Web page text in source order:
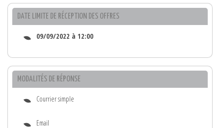
DATE LIMITE DE RÉCEPTION DES OFFRES
09/09/2022 à 12:00
MODALITÉS DE RÉPONSE
Courrier simple
Email